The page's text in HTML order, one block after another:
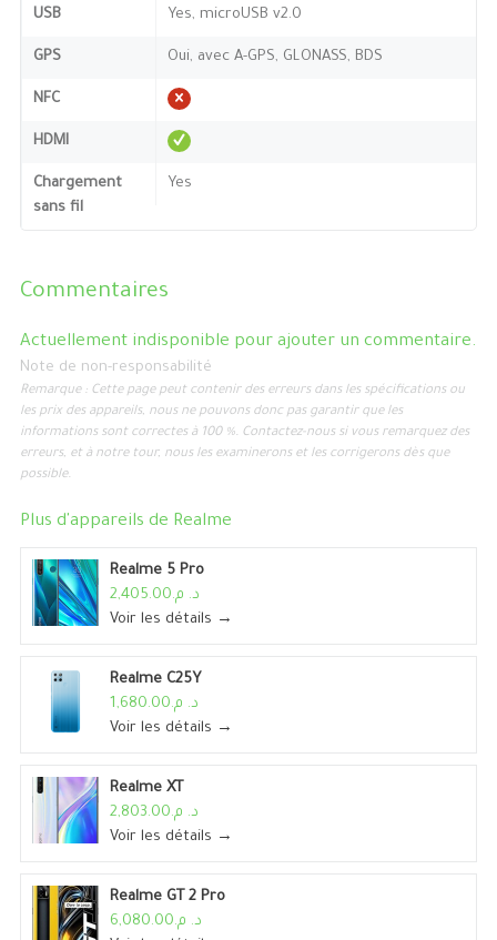
USB Yes, microUSB v2.0
GPS Oui, avec A-GPS, GLONASS, BDS
NFC
HDMI
Chargement
sans fil
Yes
Commentaires
Actuellement indisponible pour ajouter un commentaire.
Note de non-responsabilité
Remarque : Cette page peut contenir des erreurs dans les spécifications ou
les prix des appareils, nous ne pouvons donc pas garantir que les
informations sont correctes à 100 %. Contactez-nous si vous remarquez des
erreurs, et à notre tour, nous les examinerons et les corrigerons dès que
possible.
Plus d'appareils de Realme
Realme 5 Pro
د. م.2,405.00
Voir les détails →
Realme C25Y
د. م.1,680.00
Voir les détails →
Realme XT
د. م.2,803.00
Voir les détails →
Realme GT 2 Pro
د. م.6,080.00